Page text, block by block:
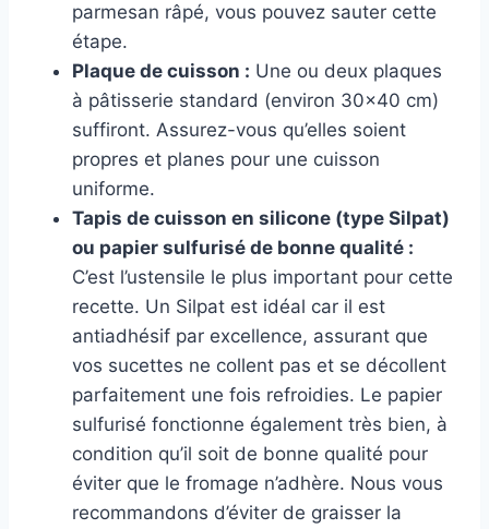
parmesan râpé, vous pouvez sauter cette
étape.
Plaque de cuisson : Une ou deux plaques
à pâtisserie standard (environ 30×40 cm)
suffiront. Assurez-vous qu’elles soient
propres et planes pour une cuisson
uniforme.
Tapis de cuisson en silicone (type Silpat)
ou papier sulfurisé de bonne qualité :
C’est l’ustensile le plus important pour cette
recette. Un Silpat est idéal car il est
antiadhésif par excellence, assurant que
vos sucettes ne collent pas et se décollent
parfaitement une fois refroidies. Le papier
sulfurisé fonctionne également très bien, à
condition qu’il soit de bonne qualité pour
éviter que le fromage n’adhère. Nous vous
recommandons d’éviter de graisser la